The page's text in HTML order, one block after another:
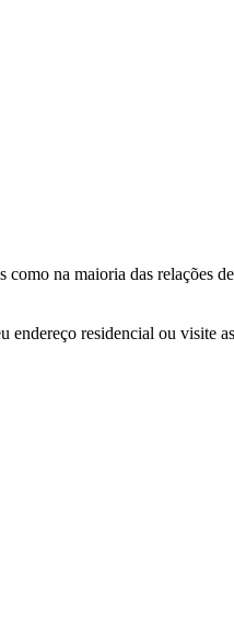
na maioria das relações
endereço residencial ou visite